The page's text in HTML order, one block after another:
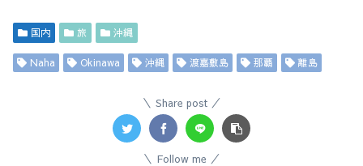
国内 旅 沖縄
Naha Okinawa 沖縄 渡嘉敷島 那覇 離島
Share post
Follow me